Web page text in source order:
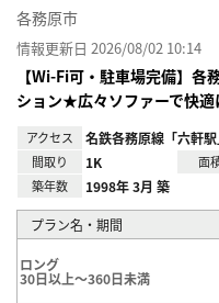
各務原市
情報更新日 2026/08/02 10:14
【Wi-Fi可・駐車場完備】
ション★広々ソファーで快
アクセス 名鉄各務原線「六軒駅
間取り 1K 面
築年数 1998年 3月 築
プラン名・期間
ロング
30日以上～360日未満